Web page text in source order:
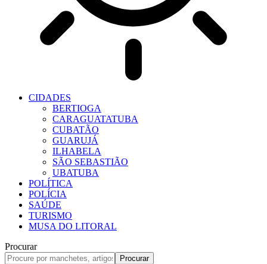
CIDADES
BERTIOGA
CARAGUATATUBA
CUBATÃO
GUARUJÁ
ILHABELA
SÃO SEBASTIÃO
UBATUBA
POLÍTICA
POLÍCIA
SAÚDE
TURISMO
MUSA DO LITORAL
Procurar